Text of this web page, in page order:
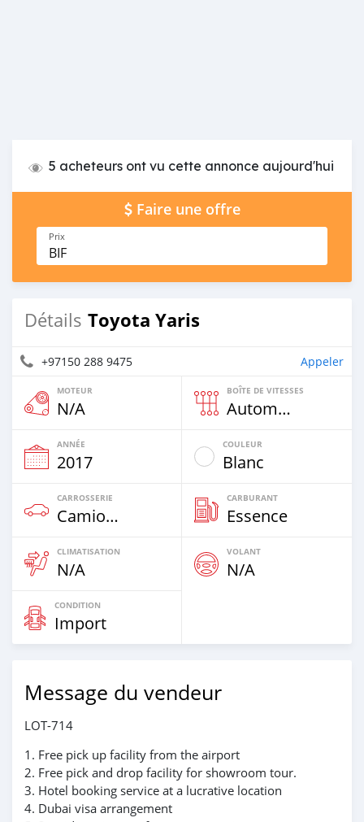
5 acheteurs ont vu cette annonce aujourd'hui
Faire une offre
Prix
BIF
Détails Toyota Yaris
+97150 288 9475 Appeler
MOTEUR
N/A
BOÎTE DE VITESSES
Automatique
ANNÉE
2017
COULEUR
Blanc
CARROSSERIE
Camion‒Bus
CARBURANT
Essence
CLIMATISATION
N/A
VOLANT
N/A
CONDITION
Import
Message du vendeur
LOT-714
1. Free pick up facility from the airport
2. Free pick and drop facility for showroom tour.
3. Hotel booking service at a lucrative location
4. Dubai visa arrangement